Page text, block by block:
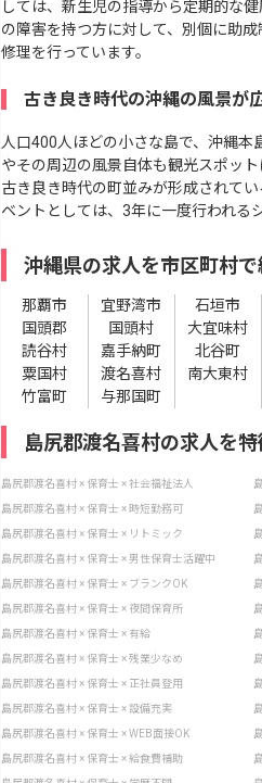
しては、新生児の指導から定期的な
の障害を持つ方に対して、別個に助
修理を行っています。
古き良き時代の沖縄の風景が
人口400人ほどの小さな島で、沖縄
やその周辺の風景自体も観光スポッ
古き良き時代の町並みが形成されて
ベントとしては、3年に一度行われる
沖縄県の求人を市区町村
那覇市 宜野湾市
石垣市
国頭郡
国頭村
大宜味村
読谷村
嘉手納町
北谷町
粟国村
渡名喜村
南大東村
竹富町
与那国町
島尻郡渡名喜村の求人を
島尻郡渡名喜村 × 保育士 × 社会福祉法人
島尻郡渡名喜村 × 保育士 × 時短勤務可
島尻郡渡名喜村 × 保育士 × リトミック
島尻郡渡名喜村 × 保育士 × 男性保育士活躍中
島尻郡渡名喜村 × 保育士 × ブランクOK
島尻郡渡名喜村 × 保育士 × 夜間保育所
島尻郡渡名喜村 × 保育士 × 有給
島尻郡渡名喜村 × 保育士 × 残業少なめ
島尻郡渡名喜村 × 保育士 × 正社員登用
島尻郡渡名喜村 × 保育士 × 設備充実
島尻郡渡名喜村 × 保育士 × WEB面接OK
島尻郡渡名喜村 × 保育士 × 給食費補助